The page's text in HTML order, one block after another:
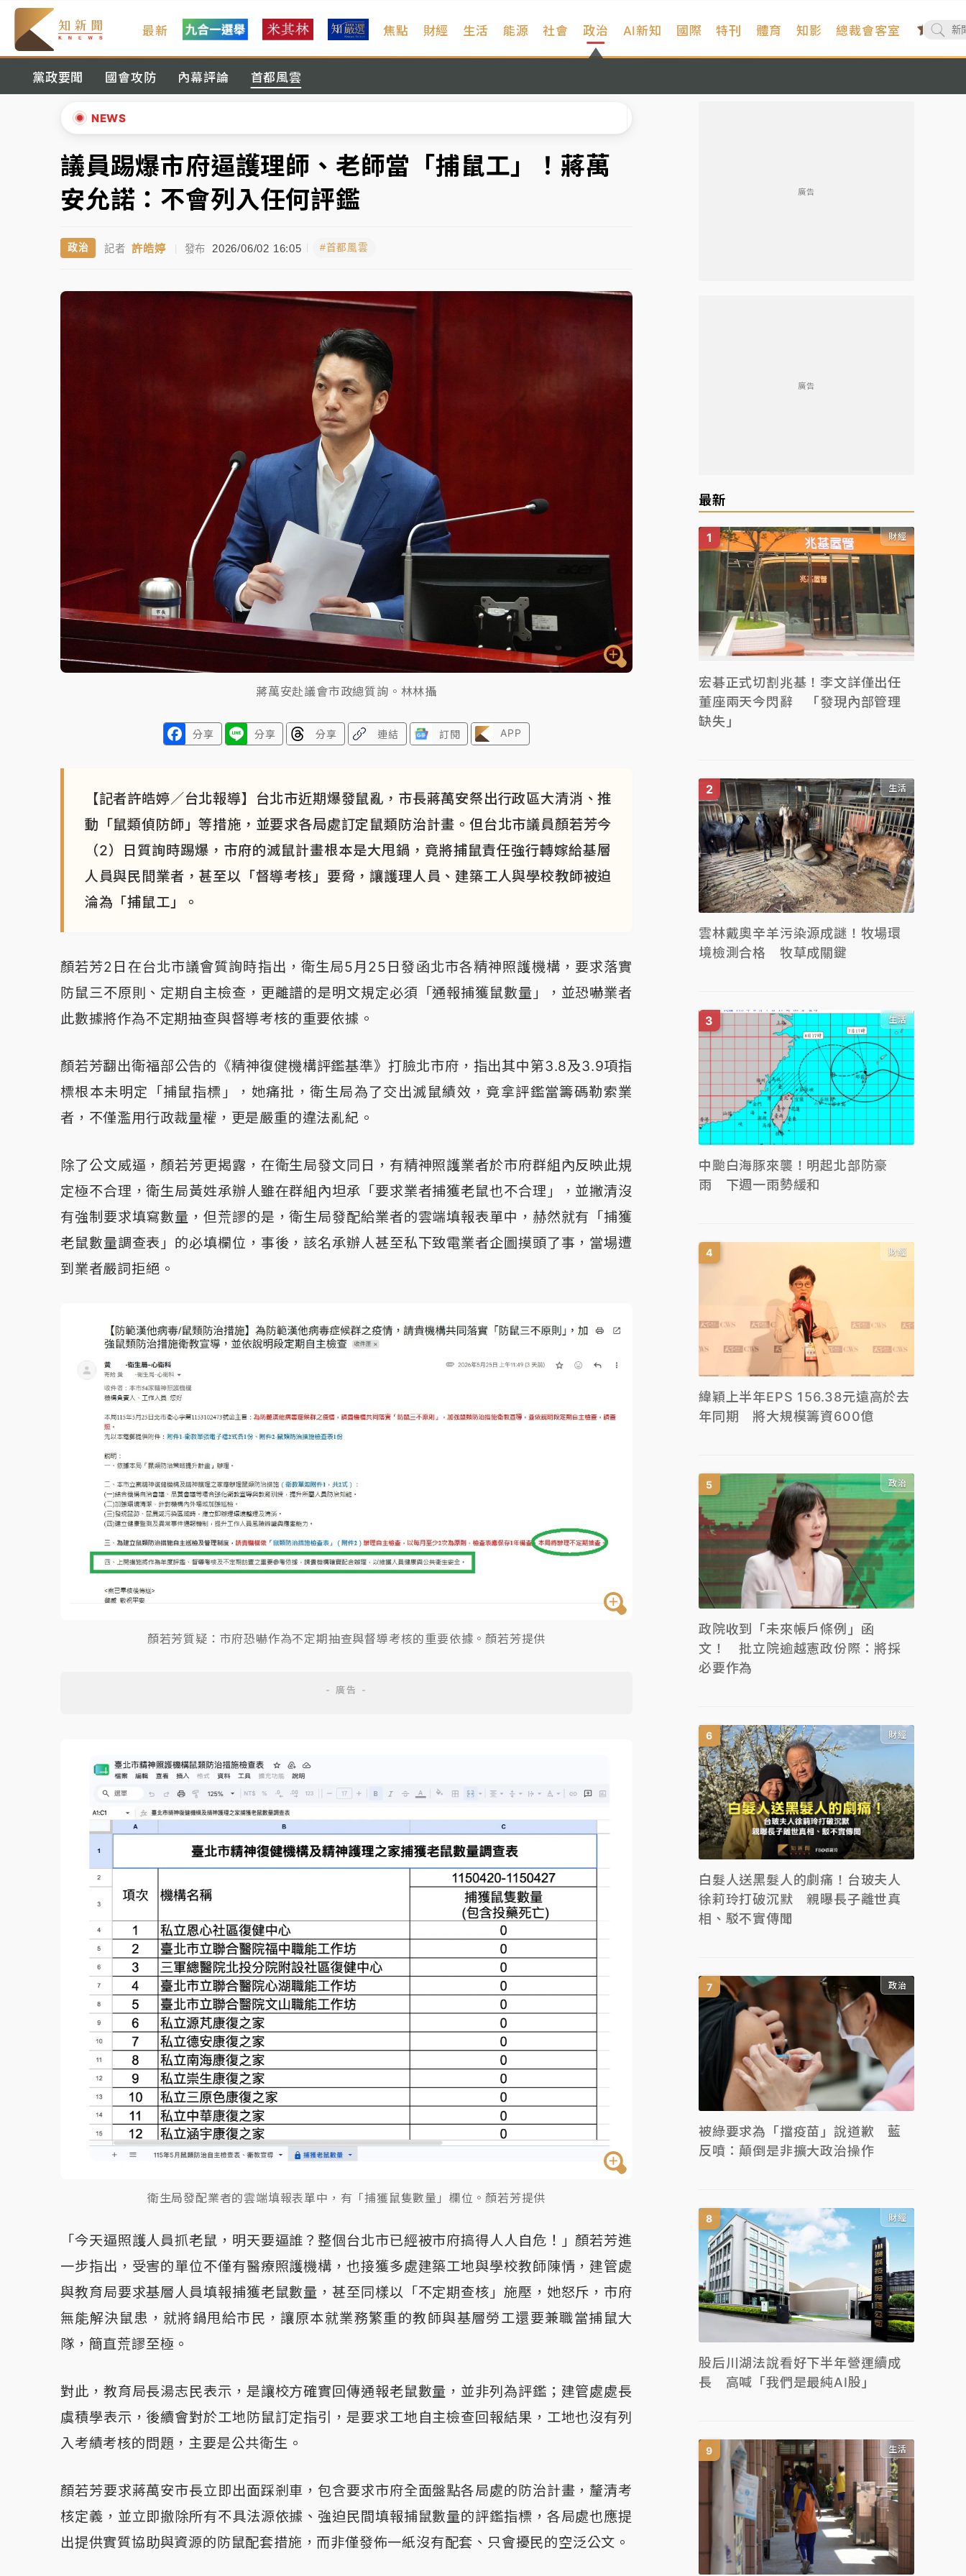
最新 焦點 財經 生活 能源 社會 政治
黨政要聞 國會攻防 內幕評論 首都風雲
AI新知 國際 特刊 體育 知影 總裁會客室
NEWS
暑假過三周才推「E宿新北打卡趣」！抽獎程序複雜 觀旅局回應了
中信慈善基金會想增加董事人數！辜仲諒向法院聲請遭駁 理由曝光
故宮《龍藏經》特展第2檔！今線上預約開賣一度塞車 周六起展出延長至晚上7時
台東農業處長涉圖利渡假村！東檢抗告成功 今重開羈押庭
女律師陳昱瑄詐慈濟10億！黃金158kg遭查扣畫面曝光
中信慈善基金會想增加董事人數！辜仲諒向法院聲請遭駁 理由曝光
故宮《龍藏經》特展第2檔！今線上預約開賣一度塞車 周六起展出延長至晚上7時
台東農業處長涉圖利渡假村！東檢抗告成功 今重開羈押庭
父親節泡湯了！中颱白海豚雨彈轟3天 「紅到發紫」降雨熱區曝
▲
▼
議員踢爆市府逼護理師、老師當「捕鼠工」！蔣萬
安允諾：不會列入任何評鑑
政治 記者 許皓婷 | 發布 2026/06/02 16:05 #首都風雲
蔣萬安赴議會市政總質詢。林林攝
分享 分享 分享 連結 訂閱 APP
【記者許皓婷／台北報導】台北市近期爆發鼠亂，市長蔣萬安祭出行政區大清消、推
動「鼠類偵防師」等措施，並要求各局處訂定鼠類防治計畫。但台北市議員顏若芳今
（2）日質詢時踢爆，市府的滅鼠計畫根本是大甩鍋，竟將捕鼠責任強行轉嫁給基層
人員與民間業者，甚至以「督導考核」要脅，讓護理人員、建築工人與學校教師被迫
淪為「捕鼠工」。
顏若芳2日在台北市議會質詢時指出，衛生局5月25日發函北市各精神照護機構，要求落實
防鼠三不原則、定期自主檢查，更離譜的是明文規定必須「通報捕獲鼠數量」，並恐嚇業者
此數據將作為不定期抽查與督導考核的重要依據。
顏若芳翻出衛福部公告的《精神復健機構評鑑基準》打臉北市府，指出其中第3.8及3.9項指
標根本未明定「捕鼠指標」，她痛批，衛生局為了交出滅鼠績效，竟拿評鑑當籌碼勒索業
者，不僅濫用行政裁量權，更是嚴重的違法亂紀。
除了公文威逼，顏若芳更揭露，在衛生局發文同日，有精神照護業者於市府群組內反映此規
定極不合理，衛生局黃姓承辦人雖在群組內坦承「要求業者捕獲老鼠也不合理」，並撇清沒
有強制要求填寫數量，但荒謬的是，衛生局發配給業者的雲端填報表單中，赫然就有「捕獲
老鼠數量調查表」的必填欄位，事後，該名承辦人甚至私下致電業者企圖摸頭了事，當場遭
到業者嚴詞拒絕。
顏若芳質疑：市府恐嚇作為不定期抽查與督導考核的重要依據。顏若芳提供
衛生局發配業者的雲端填報表單中，有「捕獲鼠隻數量」欄位。顏若芳提供
「今天逼照護人員抓老鼠，明天要逼誰？整個台北市已經被市府搞得人人自危！」顏若芳進
一步指出，受害的單位不僅有醫療照護機構，也接獲多處建築工地與學校教師陳情，建管處
與教育局要求基層人員填報捕獲老鼠數量，甚至同樣以「不定期查核」施壓，她怒斥，市府
無能解決鼠患，就將鍋甩給市民，讓原本就業務繁重的教師與基層勞工還要兼職當捕鼠大
隊，簡直荒謬至極。
對此，教育局長湯志民表示，是讓校方確實回傳通報老鼠數量，並非列為評鑑；建管處處長
虞積學表示，後續會對於工地防鼠訂定指引，是要求工地自主檢查回報結果，工地也沒有列
入考績考核的問題，主要是公共衛生。
顏若芳要求蔣萬安市長立即出面踩剎車，包含要求市府全面盤點各局處的防治計畫，釐清考
核定義，並立即撤除所有不具法源依據、強迫民間填報捕鼠數量的評鑑指標，各局處也應提
出提供實質協助與資源的防鼠配套措施，而非僅發佈一紙沒有配套、只會擾民的空泛公文。
廣告
廣告
最新
財經
宏碁正式切割兆基！李文詳僅出任
董座兩天今閃辭 「發現內部管理
缺失」
生活
雲林戴奧辛羊污染源成謎！牧場環
境檢測合格 牧草成關鍵
生活
中颱白海豚來襲！明起北部防豪
雨 下週一雨勢緩和
財經
緯穎上半年EPS 156.38元遠高於去
年同期 將大規模籌資600億
政治
政院收到「未來帳戶條例」函
文！ 批立院逾越憲政份際：將採
必要作為
財經
白髮人送黑髮人的劇痛！台玻夫人
徐莉玲打破沉默 親曝長子離世真
相、駁不實傳聞
政治
被綠要求為「擋疫苗」說道歉 藍
反噴：顛倒是非擴大政治操作
財經
股后川湖法說看好下半年營運續成
長 高喊「我們是最純AI股」
生活